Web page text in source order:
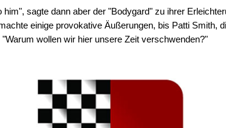
sagte dann aber der "Bodygard" zu ihrer
einige provokative Äußerungen, bis Patti Smith,
wollen wir hier unsere Zeit verschwenden?"